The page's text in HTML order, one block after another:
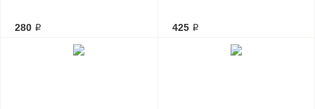
280 ₽ 425 ₽